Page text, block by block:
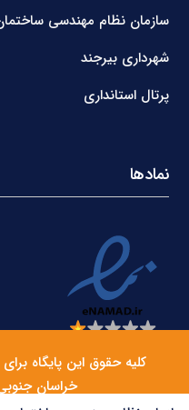
سازمان نظام مهندسی
شهرداری بیرجند
پرتال استانداری
نمادها
کلیه حقوق این پایگاه
خراسان